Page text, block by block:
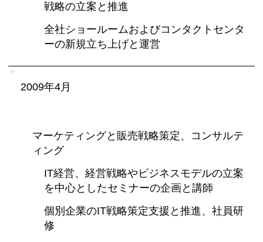
戦略の立案と推進
全社ショールームおよびコンタクトセンタ
ーの新規立ち上げと運営
2009年4月
マーケティングと販売戦略策定、コンサルテ
ィング
IT経営、経営戦略やビジネスモデルの立案
を中心としたセミナーの企画と講師
個別企業のIT戦略策定支援と推進、社員研
修